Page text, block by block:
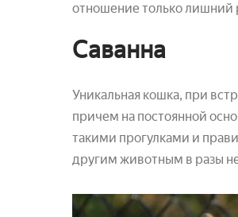
отношение только лишний
Саванна
Уникальная кошка, при
причем на постоянной
такими прогулками и
другим животным в разы